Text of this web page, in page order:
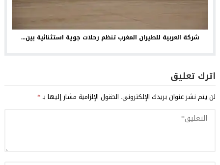
شركة العربية للطيران المغرب تنظم رحلات جوية استثنائية بين...
اترك تعليق
لن يتم نشر عنوان بريدك الإلكتروني. الحقول الإلزامية مشار إليها بـ*